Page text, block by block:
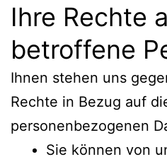
Ihre Rechte
betroffene
Ihnen stehen uns
Rechte in Bezug auf
personenbezogenen
Sie können von